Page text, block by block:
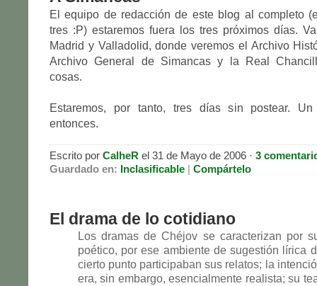
El equipo de redacción de este blog al completo
tres :P) estaremos fuera los tres próximos días.
Madrid y Valladolid, donde veremos el Archivo
Archivo General de Simancas y la Real
cosas.
Estaremos, por tanto, tres días sin postear.
entonces.
Escrito por CalheR el 31 de Mayo de 2006 · 3
Guardado en: Inclasificable | Compártelo
El drama de lo cotidiano
Los dramas de Chéjov se caracterizan por
poético, por ese ambiente de sugestión lírica
cierto punto participaban sus relatos; la
era, sin embargo, esencialmente realista; su